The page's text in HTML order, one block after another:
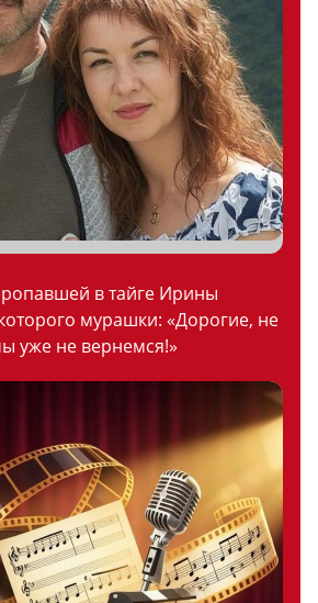
в тайге Ирины
мурашки: «Дорогие, не
уже не вернемся!»